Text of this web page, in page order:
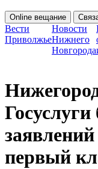
Online вещание
Вести
Приволжье
Новости
Нижнего
Новгорода
первый